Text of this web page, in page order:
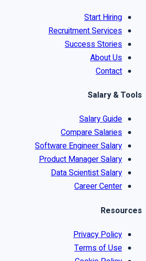
Start Hiring
Recruitment Services
Success Stories
About Us
Contact
Salary & Tools
Salary Guide
Compare Salaries
Software Engineer Salary
Product Manager Salary
Data Scientist Salary
Career Center
Resources
Privacy Policy
Terms of Use